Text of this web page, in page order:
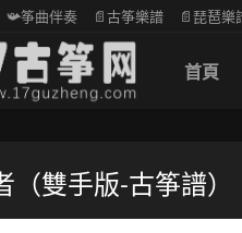
首頁
📯筝曲伴奏 📄古筝樂譜 📄琵琶樂
（雙手版-古筝譜）